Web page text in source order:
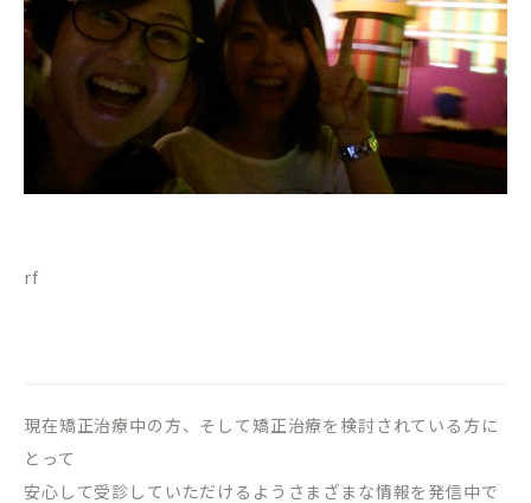
rf
現在矯正治療中の方、そして矯正治療を検討されている方に
とって
安心して受診していただけるようさまざまな情報を発信中で